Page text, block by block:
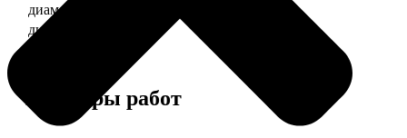
диаметр 37 мм
диаметр 56 мм
Примеры работ